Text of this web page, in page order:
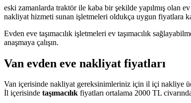
eski zamanlarda traktör ile kaba bir şekilde yapılmış olan
nakliyat hizmeti sunan işletmeleri oldukça uygun fiyatlara
Evden eve taşımacılık işletmeleri ev taşımacılık
anaşmaya çalışın.
Van evden eve nakliyat fiyatları
Van içerisinde nakliyat gereksinimleriniz için il içi nakliye
İl içerisinde taşımacılık fiyatları ortalama 2000 TL